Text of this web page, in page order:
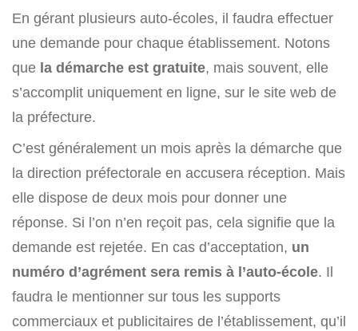
En gérant plusieurs auto-écoles, il faudra effectuer
une demande pour chaque établissement. Notons
que la démarche est gratuite, mais souvent, elle
s’accomplit uniquement en ligne, sur le site web de
la préfecture.
C’est généralement un mois après la démarche que
la direction préfectorale en accusera réception. Mais
elle dispose de deux mois pour donner une
réponse. Si l’on n’en reçoit pas, cela signifie que la
demande est rejetée. En cas d’acceptation, un
numéro d’agrément sera remis à l’auto-école. Il
faudra le mentionner sur tous les supports
commerciaux et publicitaires de l’établissement, qu’il